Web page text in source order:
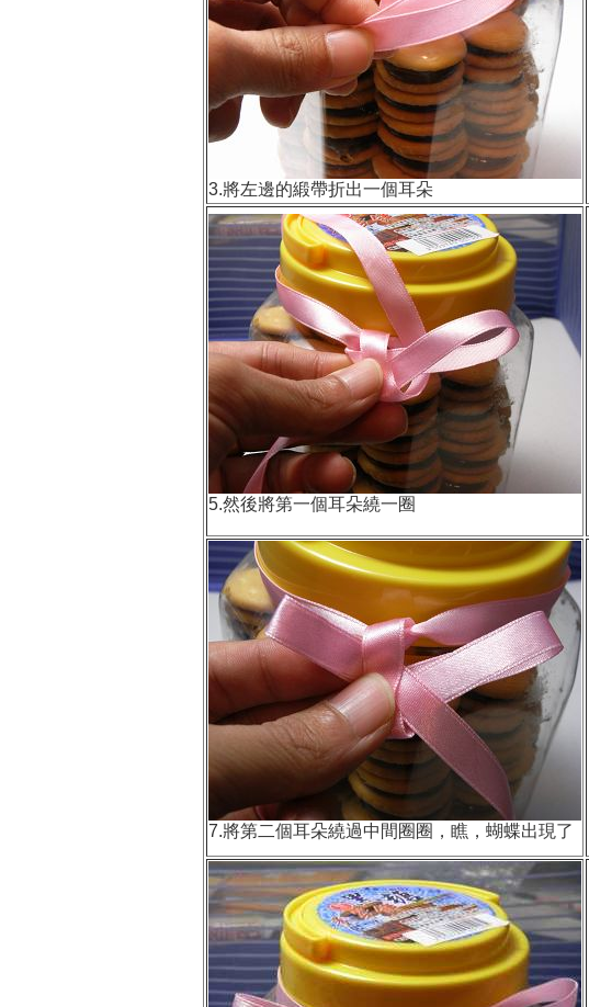
3.將左邊的緞帶折出一個耳朵
5.然後將第一個耳朵繞一圈
7.將第二個耳朵繞過中間圈圈，瞧，蝴蝶出現了